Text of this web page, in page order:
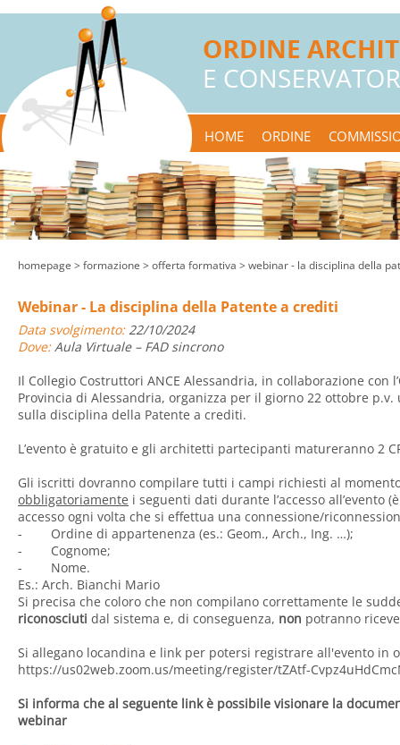
HOME ORDINE
homepage > formazione > offerta formativa > webinar - la disciplina della
Webinar - La disciplina della Patente a crediti
Data svolgimento:22/10/2024
Dove:Aula Virtuale – FAD sincrono
Il Collegio Costruttori ANCE Alessandria, in collaborazione con
Provincia di Alessandria, organizza per il giorno 22 ottobre
sulla disciplina della Patente a crediti.
L’evento è gratuito e gli architetti partecipanti matureranno 2
Gli iscritti dovranno compilare tutti i campi richiesti al
obbligatoriamente i seguenti dati durante l’accesso all’evento
accesso ogni volta che si effettua una connessione/
- Ordine di appartenenza (es.: Geom., Arch., Ing. …);
- Cognome;
- Nome.
Es.: Arch. Bianchi Mario
Si precisa che coloro che non compilano correttamente le
riconosciuti dal sistema e, di conseguenza, non potranno
Si allegano locandina e link per potersi registrare all'evento in
https://us02web.zoom.us/meeting/register/tZAtf-
Si informa che al seguente linkè possibile visionare la
webinar